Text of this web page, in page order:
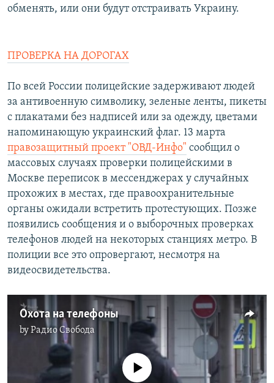
обменять, или они будут отстраивать Украину.
ПРОВЕРКА НА ДОРОГАХ
По всей России полицейские задерживают людей
за антивоенную символику, зеленые ленты, пикеты
с плакатами без надписей или за одежду, цветами
напоминающую украинский флаг. 13 марта
правозащитный проект "ОВД-Инфо" сообщил о
массовых случаях проверки полицейскими в
Москве переписок в мессенджерах у случайных
прохожих в местах, где правоохранительные
органы ожидали встретить протестующих. Позже
появились сообщения и о выборочных проверках
телефонов людей на некоторых станциях метро. В
полиции все это опровергают, несмотря на
видеосвидетельства.
Охота на телефоны
byРадио Свобода
No media source currently available